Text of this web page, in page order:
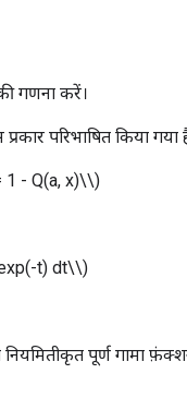
गणना करें।
परिभाषित किया गया
1 - Q(a, x)\\)
t) dt\\)
पूर्ण गामा